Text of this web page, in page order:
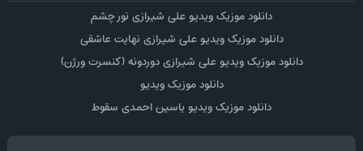
دانلود موزیک ویدیو علی شیرازی نور چشم
دانلود موزیک ویدیو علی شیرازی نهایت عاشقی
دانلود موزیک ویدیو علی شیرازی دوردونه (کنسرت ورژن)
دانلود موزیک ویدیو
دانلود موزیک ویدیو یاسین احمدی سقوط